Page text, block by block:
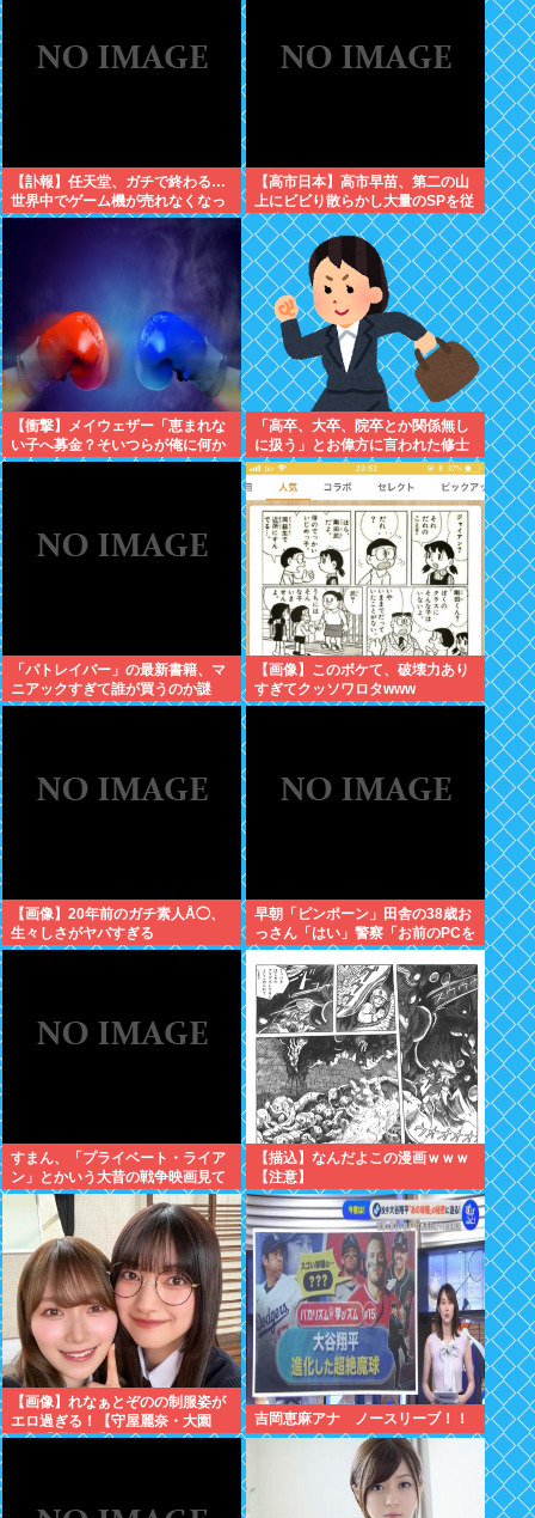
【訃報】任天堂、ガチで終わる…
世界中でゲーム機が売れなくなっ
てしまった模様
【高市日本】高市早苗、第二の山
上にビビり散らかし大量のSPを従
え演説台にも全面防弾ガラスを設
置
【衝撃】メイウェザー「恵まれな
い子へ募金？そいつらが俺に何か
してくれたのか・・・・・・？」
「高卒、大卒、院卒とか関係無し
に扱う」とお偉方に言われた修士
卒の女の子が...
「パトレイバー」の最新書籍、マ
ニアックすぎて誰が買うのか謎
【画像】このボケて、破壊力あり
すぎてクッソワロタwww
【画像】20年前のガチ素人Å◯、
生々しさがヤバすぎる
早朝「ピンポーン」田舎の38歳お
っさん「はい」警察「お前のPCを
調べる」全米行方不明・被児童搾
取センターからの通報により児
ホ゜画像を発見、逮捕
すまん、「プライベート・ライア
ン」とかいう大昔の戦争映画見て
みたら最初の30分で地獄なんだ
が…これずっと続く感じ？
【描込】なんだよこの漫画ｗｗｗ
【注意】
【画像】れなぁとぞのの制服姿が
エロ過ぎる！【守屋麗奈・大園
玲】【櫻坂46】
吉岡恵麻アナ ノースリーブ！！